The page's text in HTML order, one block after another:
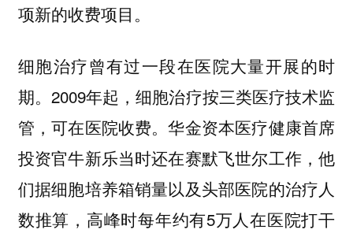
项新的收费项目。
细胞治疗曾有过一段在医院大量开展的时
期。2009年起，细胞治疗按三类医疗技术监
管，可在医院收费。华金资本医疗健康首席
投资官牛新乐当时还在赛默飞世尔工作，他
们据细胞培养箱销量以及头部医院的治疗人
数推算，高峰时每年约有5万人在医院打干